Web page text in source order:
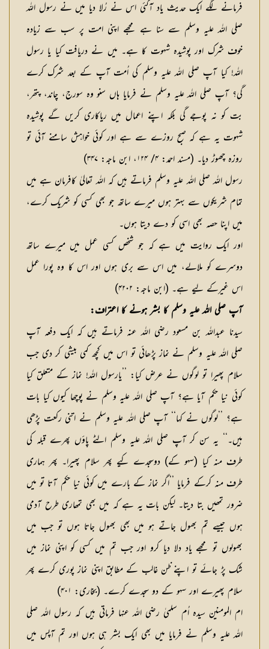
فرمانے لگے ایک حدیث یاد آگئی اس نے رُلا دیا میں نے رسول اللہ
صلی اللہ علیہ وسلم سے سنا ہے مجھے اپنی امت پر سب سے زیادہ
خوف شرک اور پوشیدہ شہوت کا ہے۔ میں نے دریافت کیا یا رسول
اللہ! کیا آپ صلی اللہ علیہ وسلم کی اُمت آپ کے بعد شرک کرے
گی؟ آپ صلی اللہ علیہ وسلم نے فرمایا ہاں سنو وہ سورج، چاند، پتھر،
بت کو نہ پوجے گی بلکہ اپنے اعمال میں ریاکاری کریں گے پوشیدہ
شہوت یہ ہے کہ صبح روزے سے ہے اور کوئی خواہش سامنے آئی تو
روزہ چھوڑ دیا۔ (مسند احمد: ۴/ ۱۲۴، ابن ماجہ: ۳۴۷)
رسول اللہ صلی اللہ علیہ وسلم فرماتے ہیں کہ اللہ تعالیٰ کافرمان ہے میں
تمام شریکوں سے بہتر ہوں میرے ساتھ جو بھی کسی کو شریک کرے،
میں اپنا حصہ بھی اسی کو دے دیتا ہوں۔
اور ایک روایت میں ہے کہ جو شخص کسی عمل میں میرے ساتھ
دوسرے کو ملالے، میں اس سے بری ہوں اور اس کا وہ پورا عمل
اس غیرکے لیے ہے۔ (ابن ماجہ: ۴۲۰۲)
آپ صلی اللہ علیہ وسلم کا بشر ہونے کا اعتراف:
سیدنا عبداللہ بن مسعود رضی اللہ عنہ فرماتے ہیں کہ ایک دفعہ آپ
صلی اللہ علیہ وسلم نے نماز پڑھائی تو اس میں کچھ کمی بیشی کر دی جب
سلام پھیرا تو لوگوں نے عرض کیا: ’’یارسول اللہ! نماز کے متعلق کیا
کوئی نیا حکم آیا ہے؟ آپ صلی اللہ علیہ وسلم نے پوچھا کیوں کیا بات
ہے؟ ’’لوگوں نے کہا‘‘ آپ صلی اللہ علیہ وسلم نے اتنی رکعت پڑھی
ہیں۔‘‘ یہ سن کر آپ صلی اللہ علیہ وسلم الٹے پاؤں پھرے قبلہ کی
طرف منہ کیا (سہو کے) دوسجدے کیے پھر سلام پھیرا۔ پھر ہماری
طرف منہ کرکے فرمایا ’’اگر نماز کے بارے میں کوئی نیا حکم آتا تو میں
ضرور تمھیں بتا دیتا۔ لیکن بات یہ ہے کہ میں بھی تمھاری طرح آدمی
ہوں جیسے تم بھول جاتے ہو میں بھی بھول جاتا ہوں تو جب میں
بھولوں تو مجھے یاد دلا دیا کرو اور جب تم میں کسی کو اپنی نماز میں
شک پڑ جائے تو اپنے ظن غالب کے مطابق اپنی نماز پوری کرے پھر
سلام پھیرے اور سہو کے دو سجدے کرے۔ (بخاری: ۴۰۱)
ام المومنین سیدہ اُم سلمیٰ رضی اللہ عنہا فرماتی ہیں کہ رسول اللہ صلی
اللہ علیہ وسلم نے فرمایا میں بھی ایک بشر ہی ہوں اور تم آپس میں